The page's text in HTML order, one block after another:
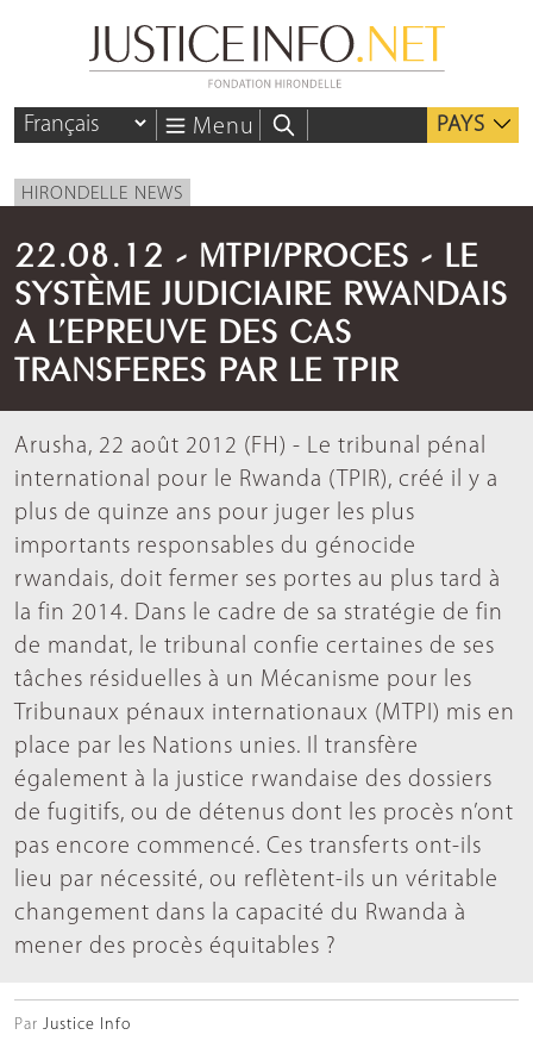
Menu PAYS
HIRONDELLE NEWS
22.08.12 - MTPI/PROCES - LE
SYSTÈME JUDICIAIRE RWANDAIS
A L’EPREUVE DES CAS
TRANSFERES PAR LE TPIR
Arusha, 22 août 2012 (FH) - Le tribunal pénal
international pour le Rwanda (TPIR), créé il y a
plus de quinze ans pour juger les plus
importants responsables du génocide
rwandais, doit fermer ses portes au plus tard à
la fin 2014. Dans le cadre de sa stratégie de fin
de mandat, le tribunal confie certaines de ses
tâches résiduelles à un Mécanisme pour les
Tribunaux pénaux internationaux (MTPI) mis en
place par les Nations unies. Il transfère
également à la justice rwandaise des dossiers
de fugitifs, ou de détenus dont les procès n’ont
pas encore commencé. Ces transferts ont-ils
lieu par nécessité, ou reflètent-ils un véritable
changement dans la capacité du Rwanda à
mener des procès équitables ?
Par Justice Info